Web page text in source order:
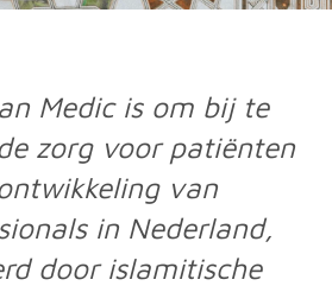
Medic is om bij te
zorg voor patiënten
van
in Nederland,
door islamitische